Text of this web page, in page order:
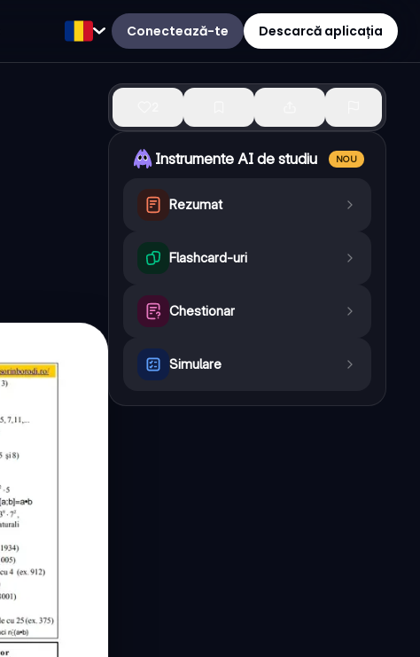
Conectează-te Descarcă aplicația
Instrumente AI de studiu NOU
Rezumat
Flashcard-uri
Chestionar
Simulare